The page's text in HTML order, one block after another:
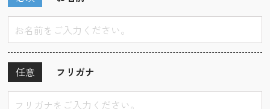
フリガナ
任意